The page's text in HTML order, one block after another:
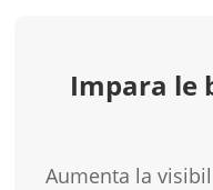
Impara le
Aumenta la